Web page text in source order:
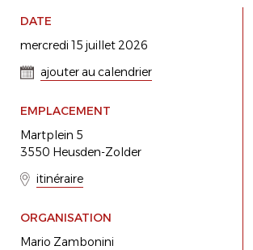
DATE
mercredi 15 juillet 2026
ajouter au calendrier
EMPLACEMENT
Martplein 5
3550 Heusden-Zolder
itinéraire
ORGANISATION
Mario Zambonini